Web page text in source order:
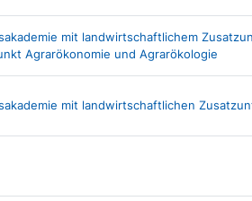
mit landwirtschaftlichem
Agrarökonomie und Agrarökologie
mit landwirtschaftlichen